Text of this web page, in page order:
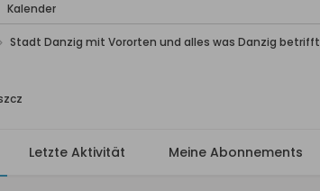
Kalender
Stadt Danzig mit Vororten und alles was Danzig betrifft
Letzte Aktivität Meine Abonnements